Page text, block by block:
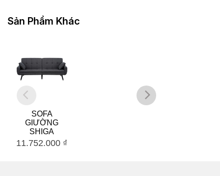
Sản Phẩm Khác
SOFA
GIƯỜNG
SHIGA
11.752.000 ₫